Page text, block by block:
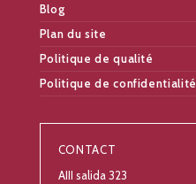
Blog
Plan du site
Politique de qualité
Politique de confidentialité
CONTACT
AIII salida 323